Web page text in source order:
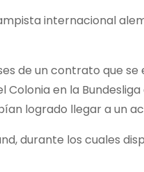
internacional
de un contrato que
en la
logrado llegar a un
durante los cuales